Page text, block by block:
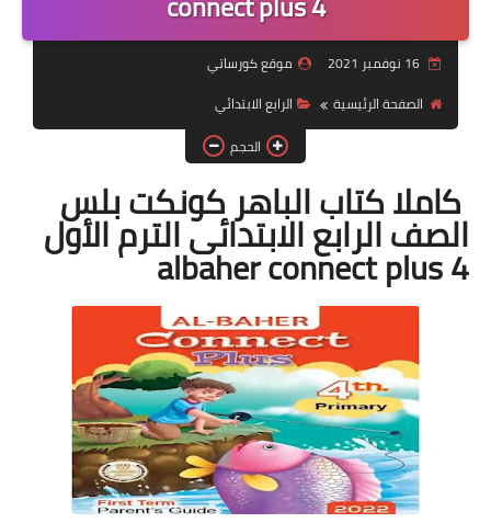
موضوعات
تكنولوجيا
روايات
صحة
16 نوفمبر 2021
موقع كورساتي
الصفحة الرئيسية
الرابع الابتدائي
الحجم
كاملا كتاب الباهر كونكت بلس
الصف الرابع الابتدائى الترم الأول
albaher connect plus 4